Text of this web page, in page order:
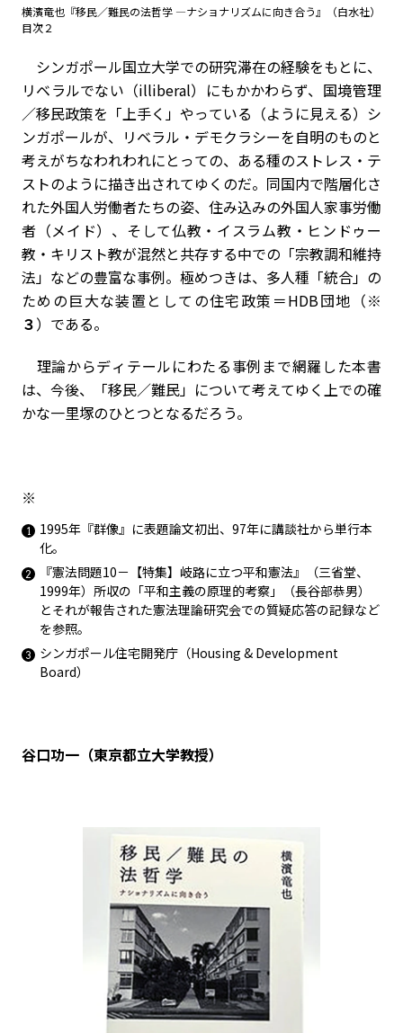
横濱竜也『移民／難民の法哲学 ―ナショナリズムに向き合う』（白水社）
目次２
シンガポール国立大学での研究滞在の経験をもとに、
リベラルでない（illiberal）にもかかわらず、国境管理
／移民政策を「上手く」やっている（ように見える）シ
ンガポールが、リベラル・デモクラシーを自明のものと
考えがちなわれわれにとっての、ある種のストレス・テ
ストのように描き出されてゆくのだ。同国内で階層化さ
れた外国人労働者たちの姿、住み込みの外国人家事労働
者（メイド）、そして仏教・イスラム教・ヒンドゥー
教・キリスト教が混然と共存する中での「宗教調和維持
法」などの豊富な事例。極めつきは、多人種「統合」の
ための巨大な装置としての住宅政策＝HDB団地（※
３）である。
理論からディテールにわたる事例まで網羅した本書
は、今後、「移民／難民」について考えてゆく上での確
かな一里塚のひとつとなるだろう。
※
1995年『群像』に表題論文初出、 97年に講談社から単行本
化。
『憲法問題10－【特集】岐路に立つ平和憲法』（三省堂、
1999年）所収の「平和主義の原理的考察」（長谷部恭男）
とそれが報告された憲法理論研究会での質疑応答の記録など
を参照。
シンガポール住宅開発庁（Housing & Development
Board）
谷口功一（東京都立大学教授）